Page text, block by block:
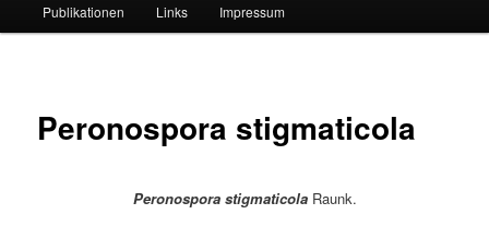
Publikationen Links Impressum
Peronospora stigmaticola
Peronospora stigmaticolaRaunk.